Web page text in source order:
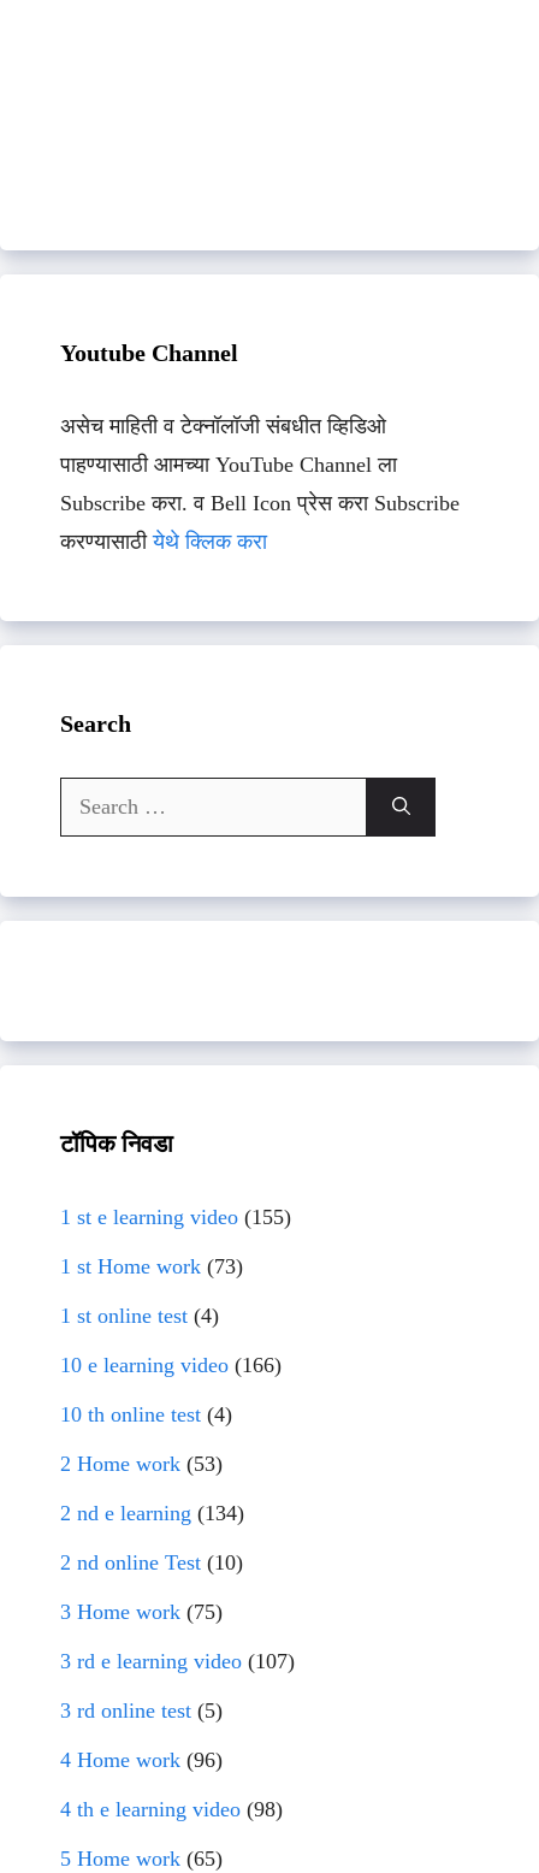
Youtube Channel
असेच माहिती व टेक्नॉलॉजी संबधीत व्हिडिओ
पाहण्यासाठी आमच्या YouTube Channel ला
Subscribe करा. व Bell Icon प्रेस करा Subscribe
करण्यासाठीयेथे क्लिक करा
Search
Search
for:
टॉपिक निवडा
1 st e learning video (155)
1 st Home work (73)
1 st online test (4)
10 e learning video (166)
10 th online test (4)
2 Home work (53)
2 nd e learning (134)
2 nd online Test (10)
3 Home work (75)
3 rd e learning video (107)
3 rd online test (5)
4 Home work (96)
4 th e learning video (98)
5 Home work (65)